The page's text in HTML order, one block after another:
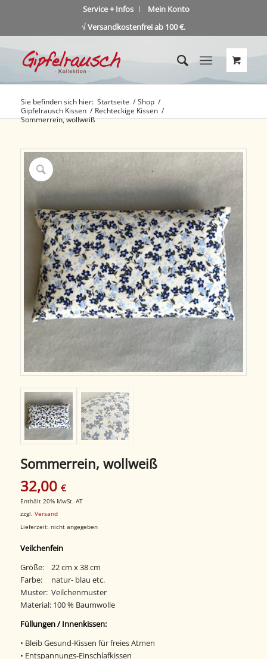
Service + Infos
Mein Konto
√ Versandkostenfrei ab 100 €.
Sie befinden sich hier: Startseite / Shop /
Gipfelrausch Kissen / Rechteckige Kissen /
Sommerrein, wollweiß
Sommerrein, wollweiß
32,00 €
Enthält 20% MwSt. AT
zzgl. Versand
Lieferzeit: nicht angegeben
Veilchenfein
Größe: 22 cm x 38 cm
Farbe: natur- blau etc.
Muster: Veilchenmuster
Material: 100 % Baumwolle
Füllungen / Innenkissen:
• Bleib Gesund-Kissen für freies Atmen
• Entspannungs-Einschlafkissen